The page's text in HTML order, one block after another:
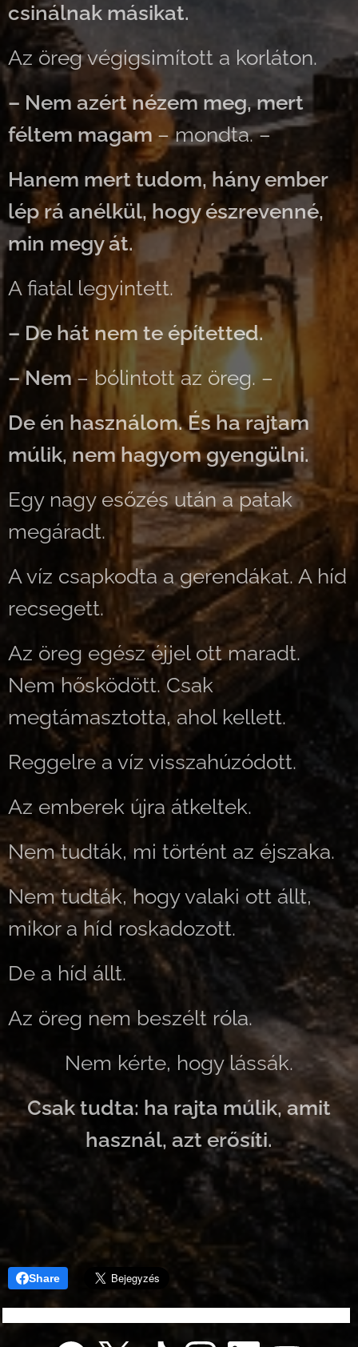
csinálnak másikat.
Az öreg végigsimított a korláton.
– Nem azért nézem meg, mert
féltem magam – mondta. –
Hanem mert tudom, hány ember
lép rá anélkül, hogy észrevenné,
min megy át.
A fiatal legyintett.
– De hát nem te építetted.
– Nem– bólintott az öreg. –
De én használom. És ha rajtam
múlik, nem hagyom gyengülni.
Egy nagy esőzés után a patak
megáradt.
A víz csapkodta a gerendákat. A híd
recsegett.
Az öreg egész éjjel ott maradt.
Nem hősködött. Csak
megtámasztotta, ahol kellett.
Reggelre a víz visszahúzódott.
Az emberek újra átkeltek.
Nem tudták, mi történt az éjszaka.
Nem tudták, hogy valaki ott állt,
mikor a híd roskadozott.
De a híd állt.
Az öreg nem beszélt róla.
Nem kérte, hogy lássák.
Csak tudta: ha rajta múlik, amit
használ, azt erősíti.
Share